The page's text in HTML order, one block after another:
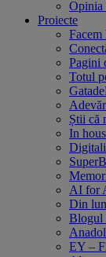
Opinia
Proiecte
Facem
Pagini
Totul
Știi că
In
AI for
Din
Blogul
EY –